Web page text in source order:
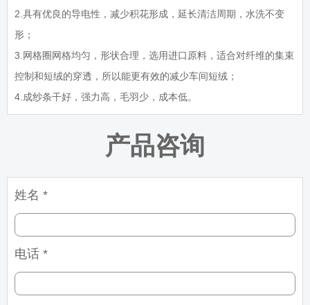
2.具有优良的导电性，减少积花形成，延长清洁周期，水洗不变
形；
3.网格圈网格均匀，形状合理，选用进口原料，适合对纤维的集束
控制和短绒的穿透，所以能更有效的减少车间短绒；
4.成纱条干好，强力高，毛羽少，成本低。
产品咨询
姓名 *
电话 *